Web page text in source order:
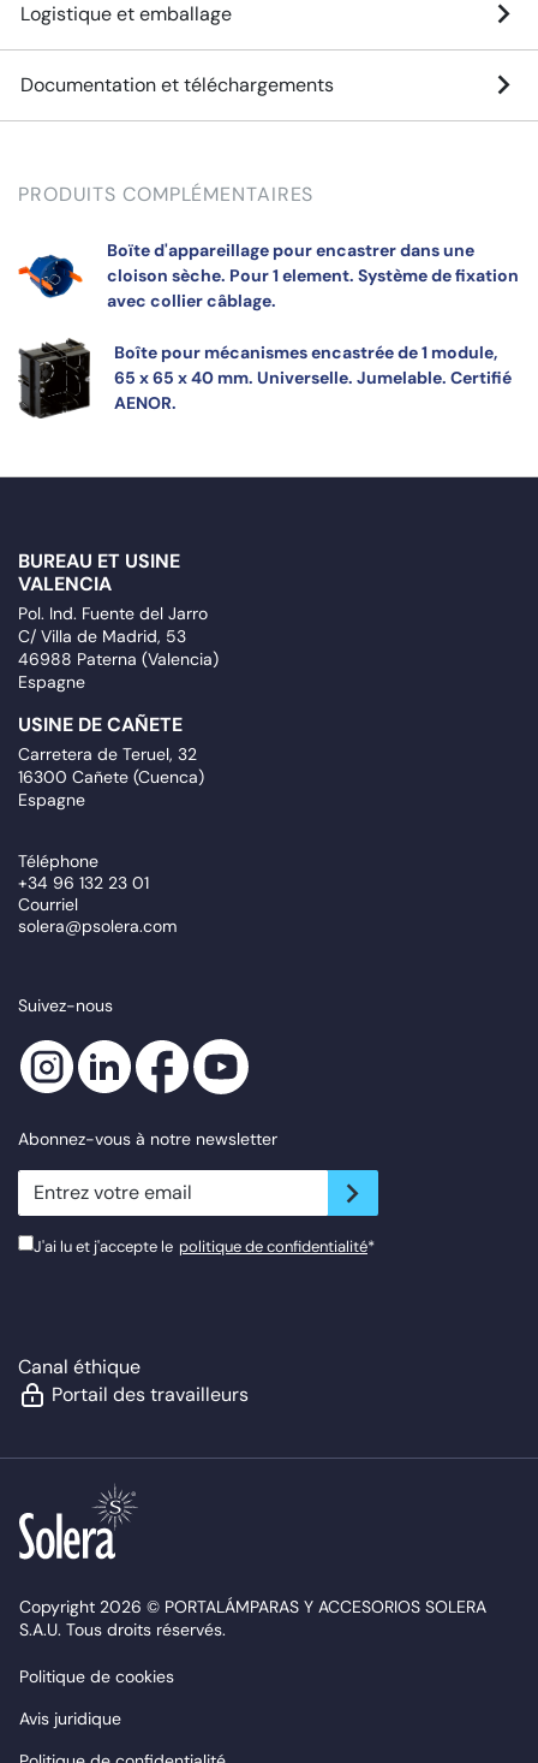
Logistique et emballage
Documentation et téléchargements
PRODUITS COMPLÉMENTAIRES
Boïte d'appareillage pour encastrer dans une
cloison sèche. Pour 1 element. Système de fixation
avec collier câblage.
Boîte pour mécanismes encastrée de 1 module,
65 x 65 x 40 mm. Universelle. Jumelable. Certifié
AENOR.
BUREAU ET USINE
VALENCIA
Pol. Ind. Fuente del Jarro
C/ Villa de Madrid, 53
46988 Paterna (Valencia)
Espagne
USINE DE CAÑETE
Carretera de Teruel, 32
16300 Cañete (Cuenca)
Espagne
Téléphone
+34 96 132 23 01
Courriel
solera@psolera.com
Suivez-nous
Abonnez-vous à notre newsletter
newsletter.suscribe
J'ai lu et j'accepte le politique de confidentialité*
Canal éthique
Portail des travailleurs
Copyright 2026 © PORTALÁMPARAS Y ACCESORIOS SOLERA
S.A.U. Tous droits réservés.
Politique de cookies
Avis juridique